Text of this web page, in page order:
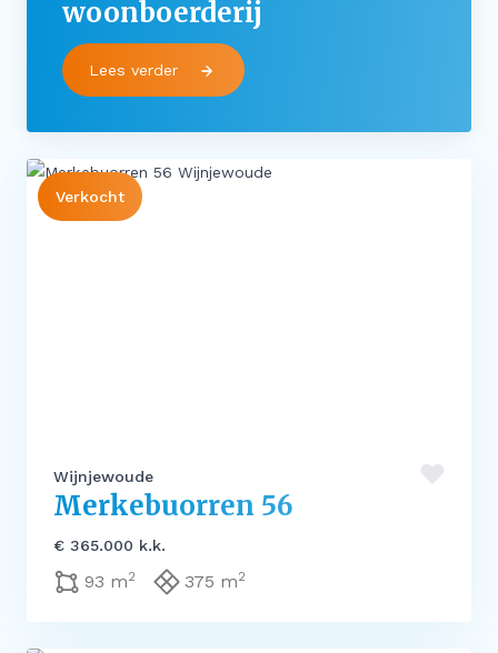
woonboerderij
Lees verder
Verkocht
Wijnjewoude
Merkebuorren 56
€ 365.000 k.k.
93 m2 375 m2